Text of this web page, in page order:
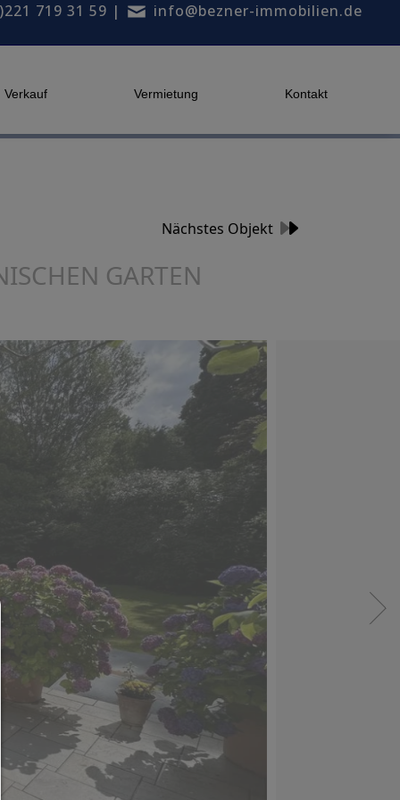
719 31 59 | info@bezner-immobilien.de
Verkauf Vermietung Kontakt
Nächstes Objekt
GARTEN
Consent Manager
HILFE
Um fortfahren zu können,müssen Sie eine
Auswahl treffen. Nachfolgend erhalten Sie
Erläuterung der verschiedenen Optionen und
Bedeutung.